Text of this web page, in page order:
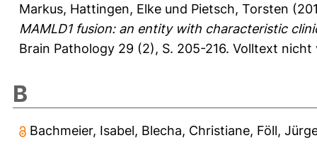
Markus, Hattingen, Elke und Pietsch, Torsten
MAMLD1 fusion: an entity with characteristic
Brain Pathology 29 (2), S. 205-216. Volltext nicht
B
Bachmeier, Isabel, Blecha, Christiane, Föll,